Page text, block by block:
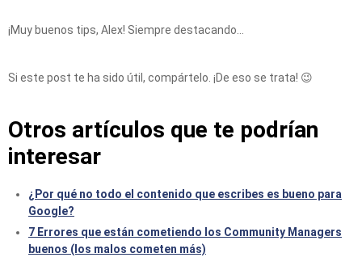
¡Muy buenos tips, Alex! Siempre destacando…
Si este post te ha sido útil, compártelo. ¡De eso se trata! 😉
Otros artículos que te podrían
interesar
¿Por qué no todo el contenido que escribes es bueno para
Google?
7 Errores que están cometiendo los Community Managers
buenos (los malos cometen más)